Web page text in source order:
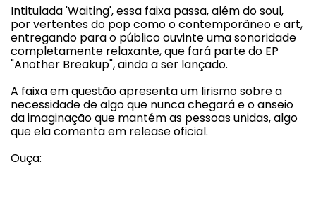
Intitulada 'Waiting', essa faixa passa, além do soul,
por vertentes do pop como o contemporâneo e art,
entregando para o público ouvinte uma sonoridade
completamente relaxante, que fará parte do EP
"Another Breakup", ainda a ser lançado.
A faixa em questão apresenta um lirismo sobre a
necessidade de algo que nunca chegará e o anseio
da imaginação que mantém as pessoas unidas, algo
que ela comenta em release oficial.
Ouça: